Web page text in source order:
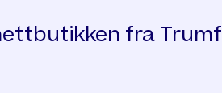
fra Trumf